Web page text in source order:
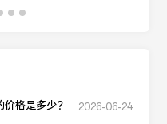
格是多少？ 2026-06-24